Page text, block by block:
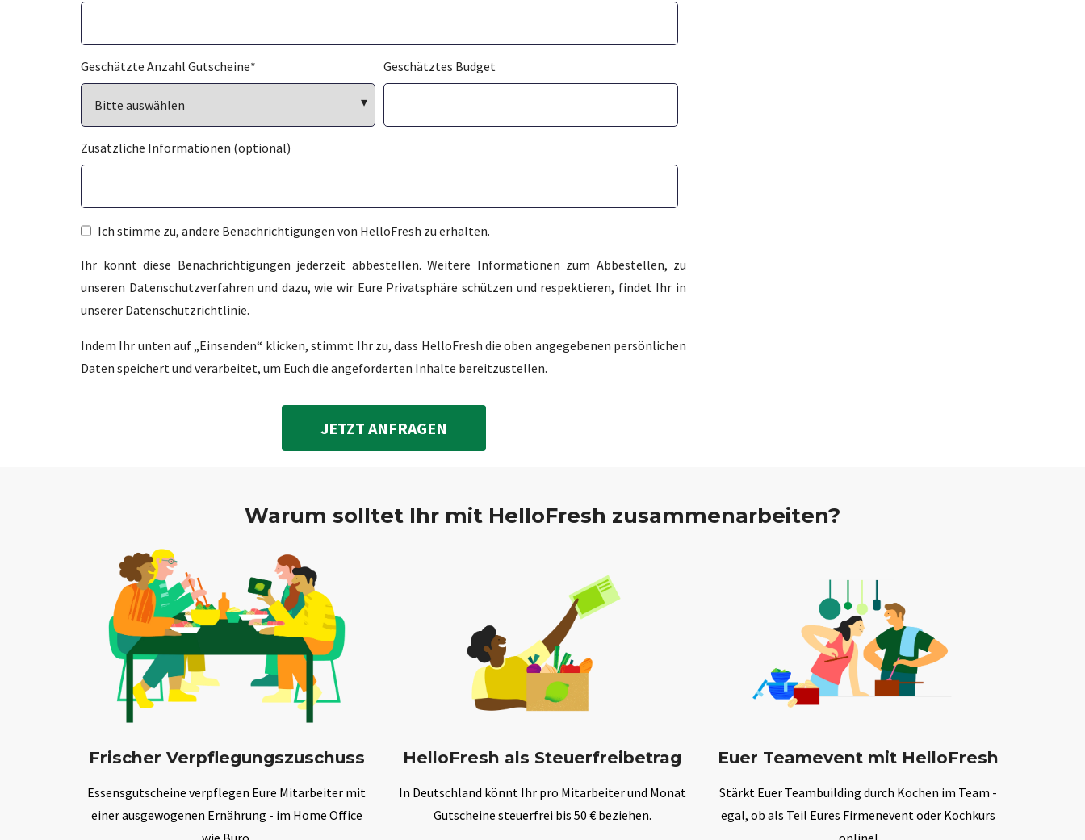
Geschätzte Anzahl Gutscheine* Geschätztes Budget
Zusätzliche Informationen (optional)
Ich stimme zu, andere Benachrichtigungen von HelloFresh zu erhalten.
Ihr könnt diese Benachrichtigungen jederzeit abbestellen. Weitere Informationen zum Abbestellen, zu
unseren Datenschutzverfahren und dazu, wie wir Eure Privatsphäre schützen und respektieren, findet Ihr in
unserer Datenschutzrichtlinie.
Indem Ihr unten auf „Einsenden“ klicken, stimmt Ihr zu, dass HelloFresh die oben angegebenen persönlichen
Daten speichert und verarbeitet, um Euch die angeforderten Inhalte bereitzustellen.
Warum solltet Ihr mit HelloFresh zusammenarbeiten?
Frischer Verpflegungszuschuss
Essensgutscheine verpflegen Eure Mitarbeiter mit
einer ausgewogenen Ernährung - im Home Office
HelloFresh als Steuerfreibetrag
In Deutschland könnt Ihr pro Mitarbeiter und Monat
Gutscheine steuerfrei bis 50 € beziehen.
Euer Teamevent mit HelloFresh
Stärkt Euer Teambuilding durch Kochen im Team -
egal, ob als Teil Eures Firmenevent oder Kochkurs